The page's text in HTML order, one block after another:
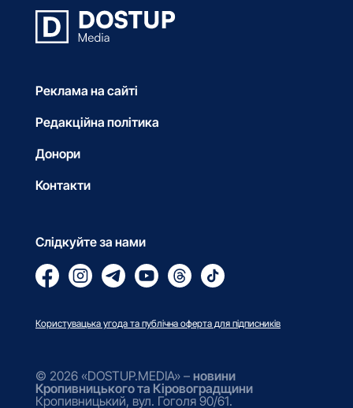
Реклама на сайті
Редакційна політика
Донори
Контакти
Слідкуйте за нами
Користувацька угода та публічна оферта для підписників
© 2026 «DOSTUP.MEDIA» – новини
Кропивницького та Кіровоградщини
Кропивницький, вул. Гоголя 90/61.